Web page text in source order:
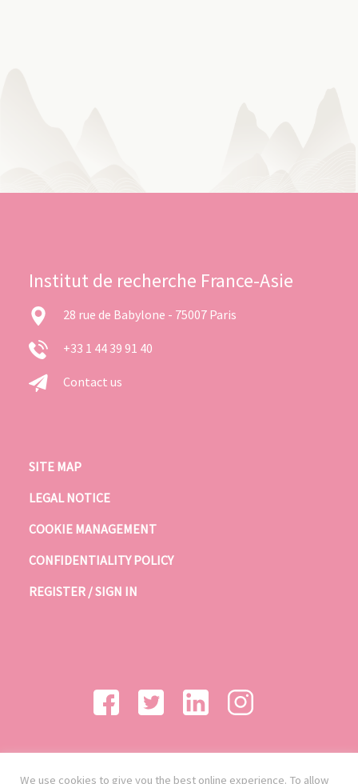
Institut de recherche France-Asie
28 rue de Babylone - 75007 Paris
+33 1 44 39 91 40
Contact us
SITE MAP
LEGAL NOTICE
COOKIE MANAGEMENT
CONFIDENTIALITY POLICY
REGISTER / SIGN IN
We use cookies to give you the best online experience. To allow